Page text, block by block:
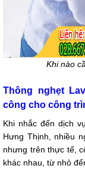
Khi nào
Thông nghẹt
công cho công
Khi nhắc đến dịch
Hưng Thịnh, nhiều
nhưng trên thực tế,
khác nhau, từ nhỏ